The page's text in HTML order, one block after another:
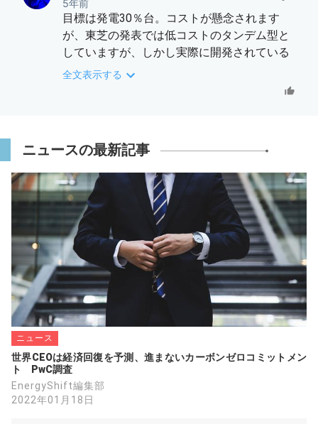
5年前
目標は発電30％台。コストが懸念されます
が、東芝の発表では低コストのタンデム型と
していますが、しかし実際に開発されている
タンデム型のコストは、シリコン太陽電池の
の数百倍以上ですから、低コストと言っても
であればなおさらです。
ところで単結晶シリコン太陽電池を貼り付け
たEVの量産開発はオランダのベンチャー
Lightyearが計画しています。実現するかどう
かは、なんとも言えませんが。
ちなみに太陽電池セルはサンパワー製です。
（サンポワーは分社化され、販売をサンパワ
ーとセル製造開発のマキシオンになっていま
す。）
なおこのソーラーEVの販売予定価格もスーパ
◉ 低コストで高効率な「タンデム型太陽電
全文表示する
ニュースの最新記事
ニュース
世界CEOは経済回復を予測、進まないカーボンゼロコミットメン
ト　PwC調査
EnergyShift編集部
2022年01月18日